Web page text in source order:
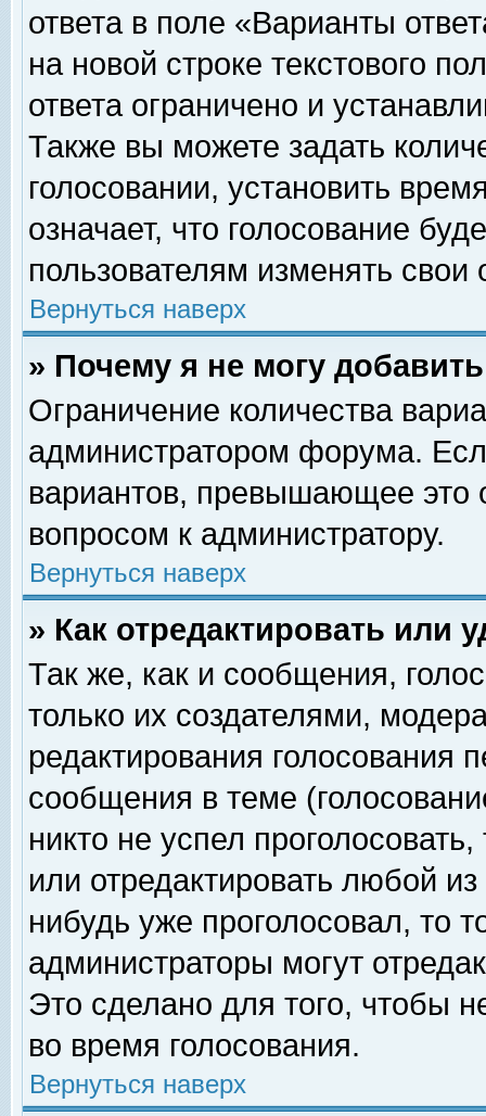
ответа в поле «Варианты
на новой строке текстового
ответа ограничено и
Также вы можете задать
голосовании, установить
означает, что голосование
пользователям изменять свои
Вернуться наверх
» Почему я не могу
Ограничение количества
администратором форума.
вариантов, превышающее это
вопросом к администратору.
Вернуться наверх
» Как отредактировать или
Так же, как и сообщения,
только их создателями,
редактирования голосования
сообщения в теме
никто не успел
или отредактировать любой
нибудь уже проголосовал, то
администраторы могут
Это сделано для того, чтобы
во время голосования.
Вернуться наверх